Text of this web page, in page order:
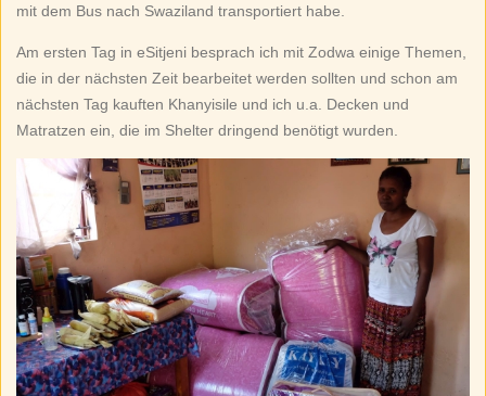
mit dem Bus nach Swaziland transportiert habe.
Am ersten Tag in eSitjeni besprach ich mit Zodwa einige Themen,
die in der nächsten Zeit bearbeitet werden sollten und schon am
nächsten Tag kauften Khanyisile und ich u.a. Decken und
Matratzen ein, die im Shelter dringend benötigt wurden.